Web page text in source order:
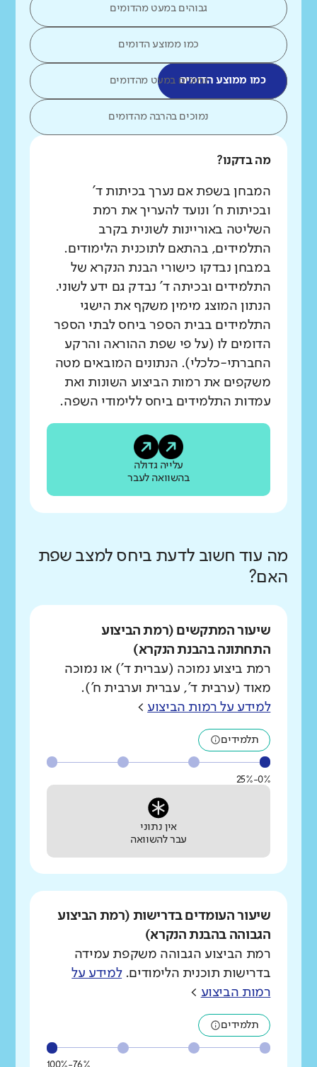
גבוהים במעט מהדומים
כמו ממוצע הדומים
כמו ממוצע הדומיםנמוכים במעט מהדומים
נמוכים בהרבה מהדומים
מה בדקנו?
המבחן בשפת אם נערך בכיתות ד'
ובכיתות ח' ונועד להעריך את רמת
השליטה באוריינות לשונית בקרב
התלמידים, בהתאם לתוכנית הלימודים.
במבחן נבדקו כישורי הבנת הנקרא של
התלמידים ובכיתה ד' נבדק גם ידע לשוני.
הנתון המוצג מימין משקף את הישגי
התלמידים בבית הספר ביחס לבתי הספר
הדומים לו (על פי שפת ההוראה והרקע
החברתי-כלכלי). הנתונים המובאים מטה
משקפים את רמות הביצוע השונות ואת
עמדות התלמידים ביחס ללימודי השפה.
עלייה גדולה
בהשוואה לעבר
מה עוד חשוב לדעת ביחס למצב שפת
האם?
שיעור המתקשים (רמת הביצוע
התחתונה בהבנת הנקרא)
רמת ביצוע נמוכה (עברית ד') או נמוכה
מאוד (ערבית ד', עברית וערבית ח').
למידע על רמות הביצוע >
תלמידים
0%-25%
אין נתוני
עבר להשוואה
שיעור העומדים בדרישות (רמת הביצוע
הגבוהה בהבנת הנקרא)
רמת הביצוע הגבוהה משקפת עמידה
בדרישות תוכנית הלימודים.למידע על
רמות הביצוע >
תלמידים